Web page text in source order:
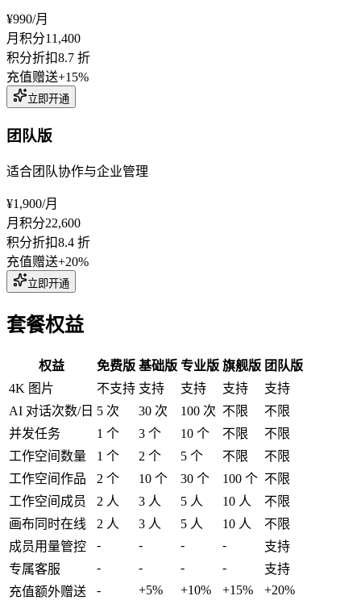
¥990/月
月积分11,400
积分折扣8.7 折
充值赠送+15%
立即开通
团队版
适合团队协作与企业管理
¥1,900/月
月积分22,600
积分折扣8.4 折
充值赠送+20%
立即开通
套餐权益
权益 免费版 基础版 专业版 旗舰版 团队版
4K 图片
不支持 支持 支持 支持
支持
AI 对话次数/日 5 次 30 次 100 次 不限
不限
并发任务
1 个 3 个 10 个 不限
不限
工作空间数量
1 个 2 个 5 个 不限
不限
工作空间作品
2 个 10 个 30 个 100 个 不限
工作空间成员
2 人 3 人 5 人 10 人
不限
画布同时在线
2 人 3 人 5 人 10 人
不限
成员用量管控
- - - -
支持
专属客服
- - - -
支持
充值额外赠送
- +5% +10% +15% +20%